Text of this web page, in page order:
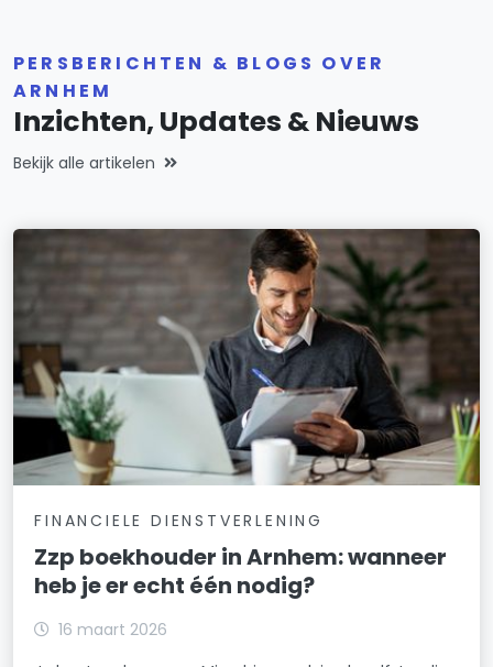
PERSBERICHTEN & BLOGS OVER
ARNHEM
Inzichten, Updates & Nieuws
Bekijk alle artikelen
FINANCIELE DIENSTVERLENING
Zzp boekhouder in Arnhem: wanneer
heb je er echt één nodig?
16 maart 2026